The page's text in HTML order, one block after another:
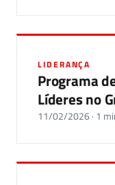
LIDERANÇA
Programa
Líderes no
11/02/2026 · 1